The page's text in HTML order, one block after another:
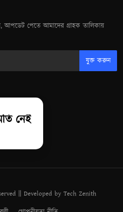
আপডেট পেতে আমাদের গ্রাহক তালিকায়
যুক্ত করুন
নেই
|| Developed by Tech Zenith